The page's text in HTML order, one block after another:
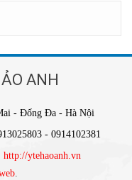
ANH
- Đống Đa - Hà Nội
- 0914102381
http://ytehaoanh.vn
.